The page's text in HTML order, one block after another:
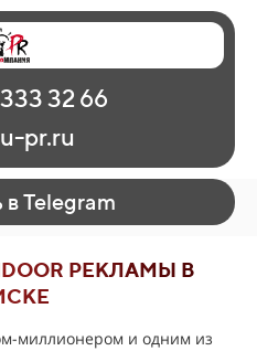
32 66
pr.ru
в Telegram
РЕКЛАМЫ В
миллионером и одним из